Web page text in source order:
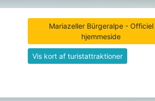
Mariazeller Bürgeralpe - Officiel
hjemmeside
Vis kort af turistattraktioner